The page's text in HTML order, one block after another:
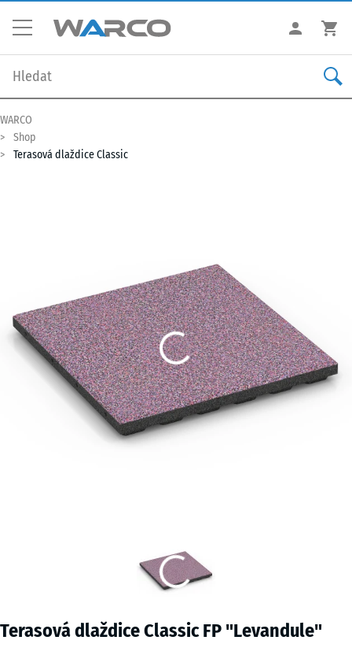
WARCO
Shop
Terasová dlaždice Classic
Terasová dlaždice Classic FP "Levandule"